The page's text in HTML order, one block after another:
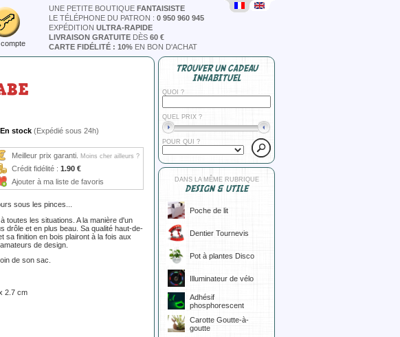
UNE PETITE BOUTIQUE FANTAISISTE
LE TÉLÉPHONE DU PATRON : 0 950 960 945
EXPÉDITION ULTRA-RAPIDE
LIVRAISON GRATUITE DÈS 60 €
CARTE FIDÉLITÉ : 10% EN BON D'ACHAT
En stock (Expédié sous 24h)
Meilleur prix garanti. Moins cher ailleurs ?
Crédit fidélité : 1.90 €
Ajouter à ma liste de favoris
sous les pinces...
toutes les situations. A la manière d'un
drôle et en plus beau. Sa qualité haut-de-
sa finition en bois plairont à la fois aux
de design.
de son sac.
2.7 cm
TROUVER UN CADEAU
INHABITUEL
QUOI ?
QUEL PRIX ?
POUR QUI ?
DANS LA MÊME RUBRIQUE
DESIGN & UTILE
Poche de lit
Dentier Tournevis
Pot à plantes Disco
Illuminateur de vélo
Adhésif
phosphorescent
Carotte Goutte-à-
goutte